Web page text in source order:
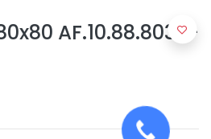
AF.10.88.8031 -